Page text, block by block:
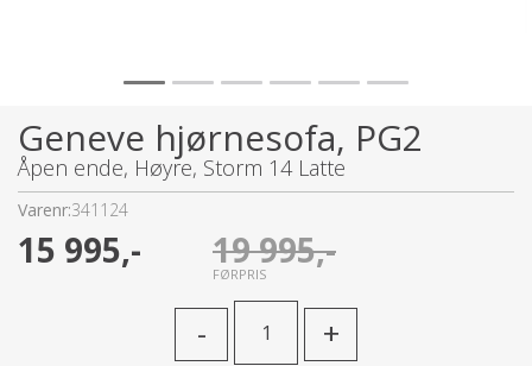
Geneve hjørnesofa, PG2
Åpen ende, Høyre, Storm 14 Latte
Varenr:341124
15 995,- 19 995,-
FØRPRIS
- +